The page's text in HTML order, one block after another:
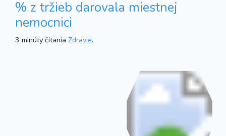
% z tržieb darovala miestnej
nemocnici
3 minúty čítania Zdravie.